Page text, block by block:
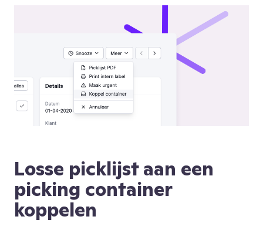
Losse picklijst aan een
picking container
koppelen